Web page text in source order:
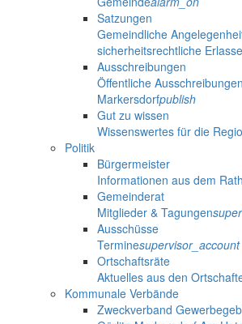
Satzungen
Gemeindliche
sicherheitsrechtliche Erlasse
Ausschreibungen
Öffentliche
Markersdorfpublish
Gut zu wissen
Wissenswertes für die
Politik
Bürgermeister
Informationen aus dem
Gemeinderat
Mitglieder & Tagungen
Ausschüsse
Terminesupervisor_account
Ortschaftsräte
Aktuelles aus den
Kommunale Verbände
Zweckverband